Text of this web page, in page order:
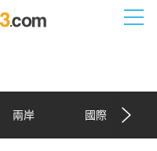
兩岸 國際